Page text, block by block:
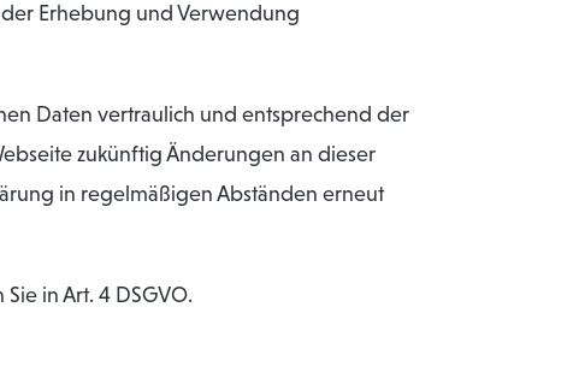
Erhebung und Verwendung
Daten vertraulich und entsprechend der
zukünftig Änderungen an dieser
in regelmäßigen Abständen erneut
in Art. 4 DSGVO.